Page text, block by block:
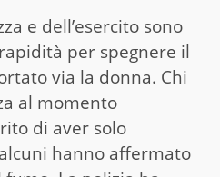
e dell’esercito sono
per spegnere il
via la donna. Chi
al momento
di aver solo
hanno affermato